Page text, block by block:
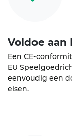
Voldoe aan
Een CE-
EU
eenvoudig een
eisen.